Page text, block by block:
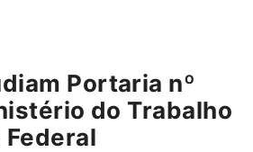
Portaria nº
do Trabalho
Federal